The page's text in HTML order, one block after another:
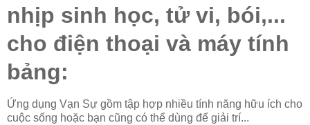
nhịp sinh học, tử vi, bói,...
cho điện thoại và máy tính
bảng:
Ứng dụng Vạn Sự gồm tập hợp nhiều tính năng hữu ích cho
cuộc sống hoặc bạn cũng có thể dùng để giải trí...